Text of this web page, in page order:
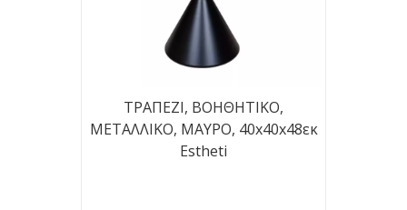
ΤΡΑΠΕΖΙ, BOHΘΗΤΙΚΟ,
ΜΕΤΑΛΛΙΚΟ, ΜΑΥΡΟ, 40x40x48εκ
Estheti